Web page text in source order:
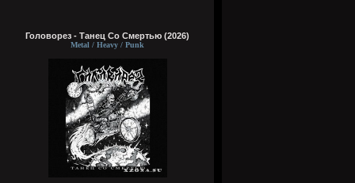
Головорез - Tанец Со Смертью (2026)
Metal / Heavy / Punk